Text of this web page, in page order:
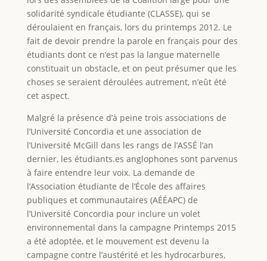
solidarité syndicale étudiante (CLASSE), qui se
déroulaient en français, lors du printemps 2012. Le
fait de devoir prendre la parole en français pour des
étudiants dont ce n’est pas la langue maternelle
constituait un obstacle, et on peut présumer que les
choses se seraient déroulées autrement, n’eût été
cet aspect.
Malgré la présence d’à peine trois associations de
l’Université Concordia et une association de
l’Université McGill dans les rangs de l’ASSÉ l’an
dernier, les étudiants.es anglophones sont parvenus
à faire entendre leur voix. La demande de
l’Association étudiante de l’École des affaires
publiques et communautaires (AÉÉAPC) de
l’Université Concordia pour inclure un volet
environnemental dans la campagne Printemps 2015
a été adoptée, et le mouvement est devenu la
campagne contre l’austérité et les hydrocarbures,